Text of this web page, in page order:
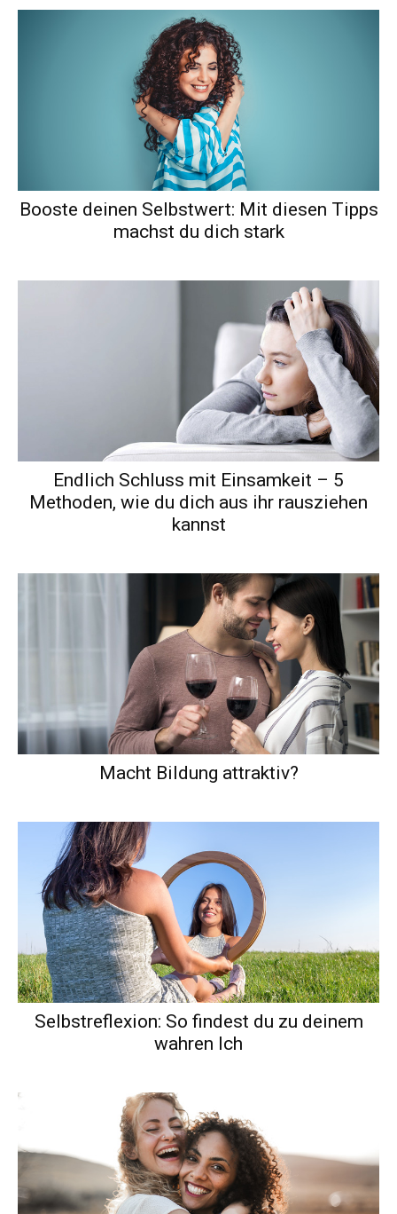
Booste deinen Selbstwert: Mit diesen Tipps
machst du dich stark
Endlich Schluss mit Einsamkeit – 5
Methoden, wie du dich aus ihr rausziehen
kannst
Macht Bildung attraktiv?
Selbstreflexion: So findest du zu deinem
wahren Ich